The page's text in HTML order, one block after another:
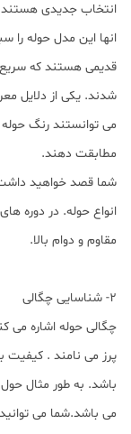
انتخاب جدیدی
انها این مدل حوله را
قدیمی هستند که سریع
شدند. یکی از دلایل
می توانستند رنگ
مطابقت دهند.
شما قصد خواهید
انواع حوله. در دوره
مقاوم و دوام بالا.
2- شناسایی چگالی
چگالی حوله اشاره می
پرز می نامند . کیفیت
می باشد.شما می